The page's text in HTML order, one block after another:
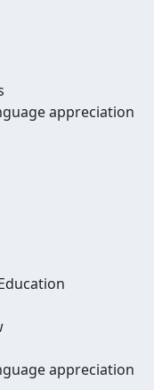
appreciation
appreciation